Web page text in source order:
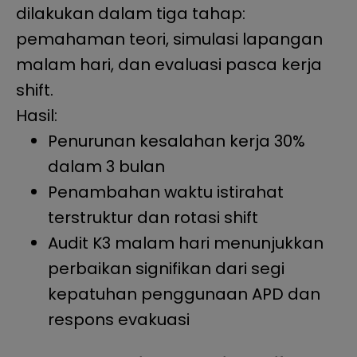
dilakukan dalam tiga tahap:
pemahaman teori, simulasi lapangan
malam hari, dan evaluasi pasca kerja
shift.
Hasil:
Penurunan kesalahan kerja 30%
dalam 3 bulan
Penambahan waktu istirahat
terstruktur dan rotasi shift
Audit K3 malam hari menunjukkan
perbaikan signifikan dari segi
kepatuhan penggunaan APD dan
respons evakuasi